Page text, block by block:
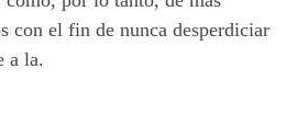
con el fin de nunca desperdiciar
a la.